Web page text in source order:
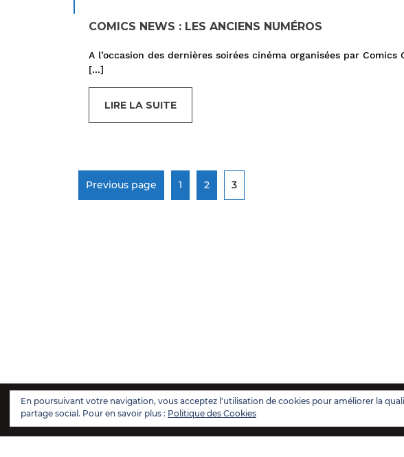
COMICS NEWS : LES ANCIENS NUMÉROS
A l’occasion des dernières soirées cinéma organisées par
[...]
LIRE LA SUITE
Previous page 1 2 3
En poursuivant votre navigation, vous acceptez l'utilisation de cookies pour améliorer la
partage social. Pour en savoir plus : Politique des Cookies